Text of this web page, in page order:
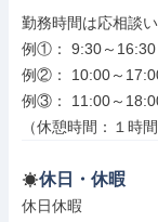
勤務時間は応相談い
例①： 9:30～16:30
例②： 10:00～
例③： 11:00～
（休憩時間：１時間
休日・休暇
休日休暇